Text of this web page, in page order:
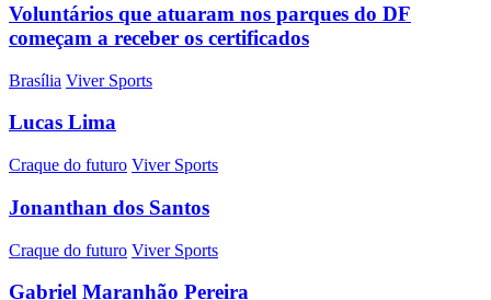
Voluntários que atuaram nos parques do DF
começam a receber os certificados
Brasília Viver Sports
Lucas Lima
Craque do futuro Viver Sports
Jonanthan dos Santos
Craque do futuro Viver Sports
Gabriel Maranhão Pereira